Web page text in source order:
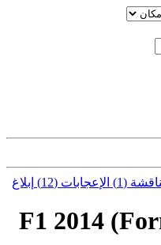
(1) الإعجابات (12) إبلاغ
F1 2014